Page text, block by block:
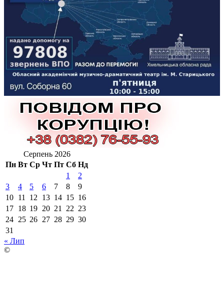
Серпень 2026
Пн Вт Ср Чт Пт Сб Нд
1
2
3
4 5 6 7 8
9
10 11 12 13 14 15 16
17 18 19 20 21 22 23
24 25 26 27 28 29 30
31
« Лип
©